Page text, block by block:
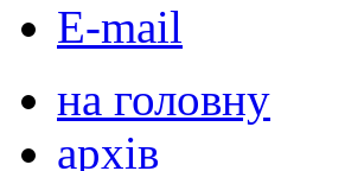
E-mail
на головну
архів